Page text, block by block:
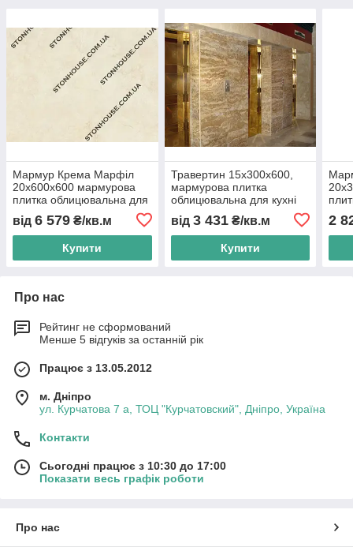
Мармур Крема Марфіл
20х600х600 мармурова
плитка облицювальна для
від 6 579 ₴/кв.м
Купити
Травертин 15х300х600,
мармурова плитка
облицювальна для кухні
натуральний камінь.
від 3 431₴/кв.м
Купити
2
Про нас
Рейтинг не сформований
Менше 5 відгуків за останній рік
Працює з 13.05.2012
м. Дніпро
ул. Курчатова 7 а, ТОЦ "Курчатовский", Дніпро, Україна
Контакти
Сьогодні працює з 10:30 до 17:00
Показати весь графік роботи
Про нас